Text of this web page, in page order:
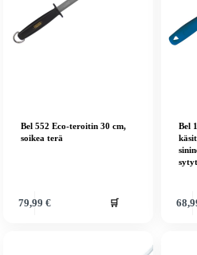
Bel 552 Eco-teroitin 30 cm,
soikea terä
79,99 € 🛒
Bel